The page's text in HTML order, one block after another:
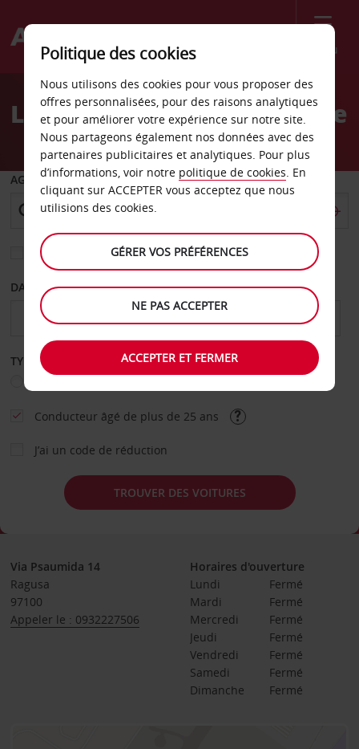
Menu
Welcome
AvisLocation de voiture Raguse
AGENCE DE DÉPART
Sélectionnez une autre agence de retour
DATE DE DÉPART DATE DE RETOUR
TYPE DE LOCATION
Conducteur âgé de plus de 25 ans
J’ai un code de réduction
TROUVER DES VOITURES
Via Psaumida 14
Ragusa
97100
Appeler le : 0932227506
Horaires d'ouverture
Lundi
Fermé
Mardi
Fermé
Mercredi
Fermé
Jeudi
Fermé
Vendredi
Fermé
Samedi
Fermé
Dimanche
Fermé
Politique des cookies
Nous utilisons des cookies pour vous proposer des
offres personnalisées, pour des raisons analytiques
et pour améliorer votre expérience sur notre site.
Nous partageons également nos données avec des
partenaires publicitaires et analytiques. Pour plus
d’informations, voir notre politique de cookies. En
cliquant sur ACCEPTER vous acceptez que nous
utilisions des cookies.
GÉRER VOS PRÉFÉRENCES
NE PAS ACCEPTER
ACCEPTER ET FERMER